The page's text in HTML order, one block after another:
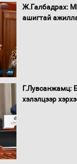
Бүх шатанд
шилжиж, найр
Ж.Галбадрах:
ашигтай
Г.Лувсанжамц:
хэлэлцээр